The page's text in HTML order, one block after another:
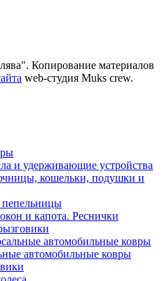
Копирование материалов
web-студия Muks crew.
и удерживающие устройства
кошельки, подушки и
и капота. Реснички
автомобильные ковры
автомобильные ковры